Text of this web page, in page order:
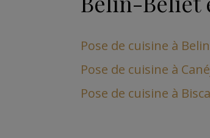
Pose de cuisine à
Pose de cuisine à
Pose de cuisine à